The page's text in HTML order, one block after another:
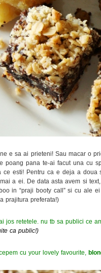
e sa ai prieteni! Sau macar o
poang pana te-ai facut una cu
ce esti! Pentru ca e deja a doua
a ei. De data asta avem si
in “praji booty call” si cu ale
prajitura preferata!)
jos retetele. nu tb sa publici ce
ca public!)
cu your lovely favourite,